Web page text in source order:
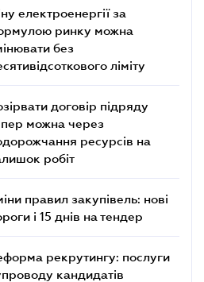
електроенергії за
ринку можна
без
ліміту
договір підряду
можна через
ресурсів на
робіт
правил закупівель: нові
і 15 днів на тендер
рекрутингу: послуги
кандидатів